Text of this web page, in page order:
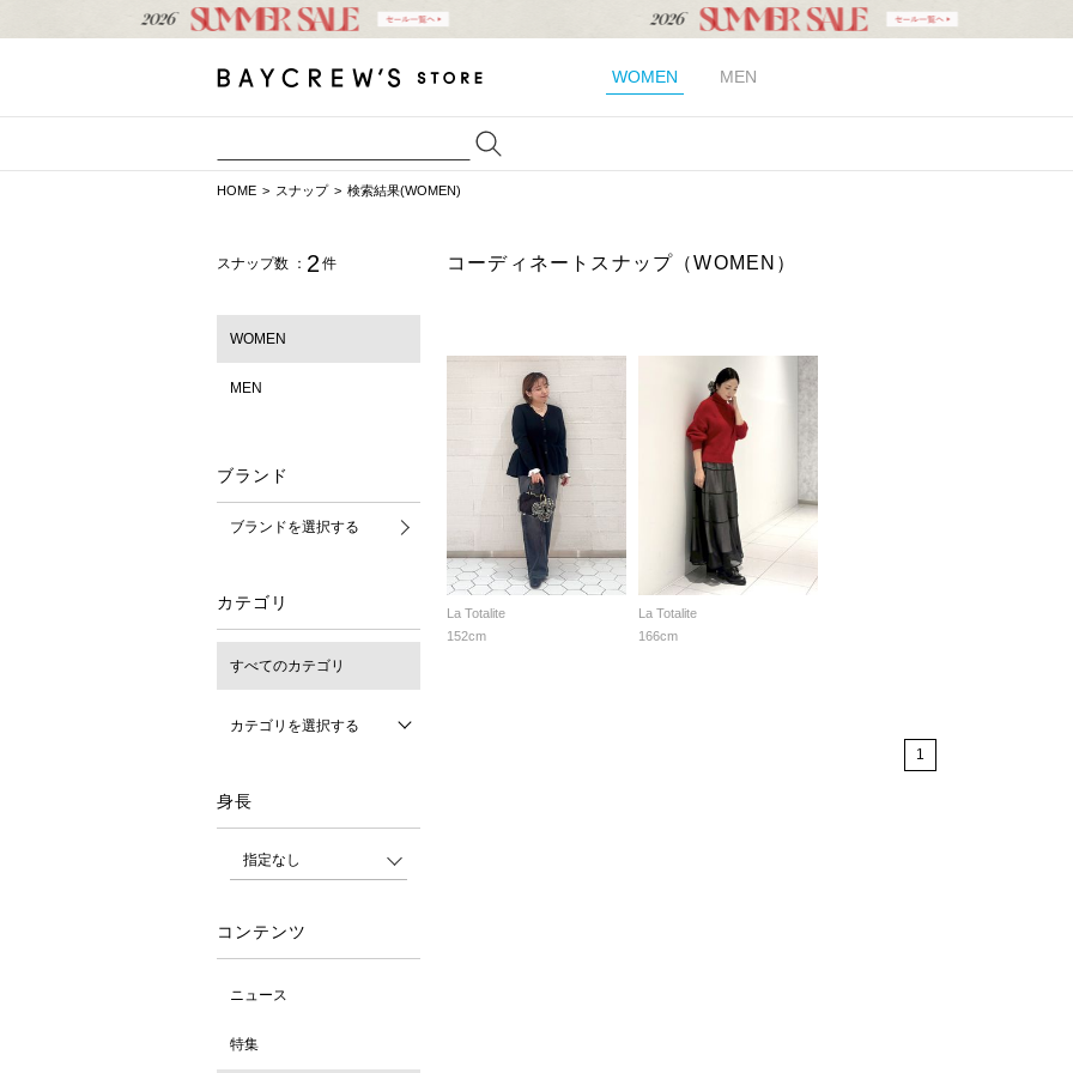
WOMEN MEN
HOME スナップ 検索結果(WOMEN)
スナップ数 ： 2 件
WOMEN
MEN
ブランド
ブランドを選択する
カテゴリ
すべてのカテゴリ
カテゴリを選択する
身長
コンテンツ
ニュース
特集
コーディネートスナップ（WOMEN）
La Totalite
152cm
La Totalite
166cm
1